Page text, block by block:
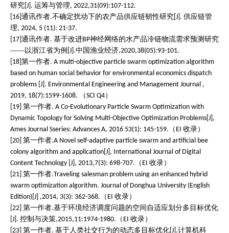
研究 [J]. 运筹与管理, 2022,31(09):107-112.
[16] 通讯作者.不确定扰动下的农产品供应链韧性研究 [J]. 供应链管
理, 2024, 5 (11): 21-37.
[17] 通讯作者. 基于改进BP神经网络的水产品冷链物流需求预测研究
——以浙江省为例 [J].中国渔业经济,2020,38(05):93-101.
[18] 第一作者. A multi-objective particle swarm optimization algorithm
based on human social behavior for environmental economics dispatch
problems [J]. Environmental Engineering and Management Journal ,
2019, 18(7):1599-1608.
（SCI Q4）
[19] 第一作者. A Co-Evolutionary Particle Swarm Optimization with
Dynamic Topology for Solving Multi-Objective Optimization Problems[J],
Ames Journal Sseries: Advances A, 2016 53(1): 145-159. （ EI 收录）
[20] 第一作者.A Novel self-adaptive particle swarm and artificial bee
colony algorithm and application[J], International Journal of Digital
Content Technology [J], 2013,7(3): 698-707. （ EI 收录）
[21] 第一作者.Traveling salesman problem using an enhanced hybrid
swarm optimization algorithm. Journal of Donghua University (English
Edition)[J] ,2014, 3(3): 362-368. （ EI 收录）
[22] 第一作者.基于环境经济调度问题的空间自适应划分多目标优化
[J]. 控制与决策,2015,11:1974-1980. （ EI 收录）
[23] 第一作者. 基于人类社交行为的动态多目标优化 [J].计算机科